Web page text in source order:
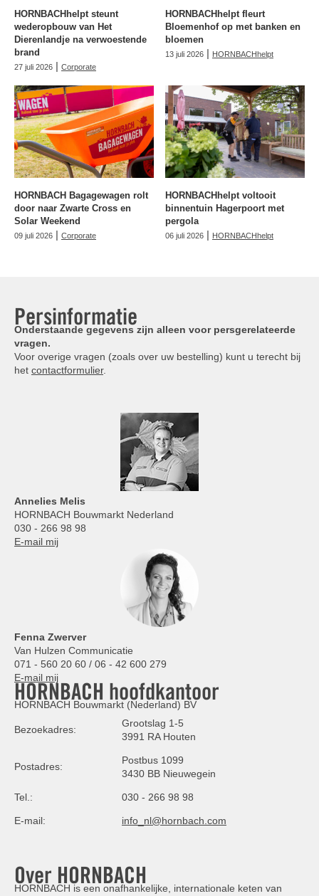
HORNBACHhelpt steunt
wederopbouw van Het
Dierenlandje na verwoestende
brand
27 juli 2026 | Corporate
HORNBACHhelpt fleurt
Bloemenhof op met banken en
bloemen
13 juli 2026 | HORNBACHhelpt
HORNBACH Bagagewagen rolt
door naar Zwarte Cross en
Solar Weekend
09 juli 2026 | Corporate
HORNBACHhelpt voltooit
binnentuin Hagerpoort met
pergola
06 juli 2026 | HORNBACHhelpt
Persinformatie
Onderstaande gegevens zijn alleen voor persgerelateerde
vragen.
Voor overige vragen (zoals over uw bestelling) kunt u terecht bij
het contactformulier.
Annelies Melis
HORNBACH Bouwmarkt Nederland
030 - 266 98 98
E-mail mij
Fenna Zwerver
Van Hulzen Communicatie
071 - 560 20 60 / 06 - 42 600 279
E-mail mij
HORNBACH hoofdkantoor
HORNBACH Bouwmarkt (Nederland) BV
Bezoekadres:
Grootslag 1-5
3991 RA Houten
Postadres:
Postbus 1099
3430 BB Nieuwegein
Tel.: 030 - 266 98 98
E-mail: info_nl@hornbach.com
Over HORNBACH
HORNBACH is een onafhankelijke, internationale keten van